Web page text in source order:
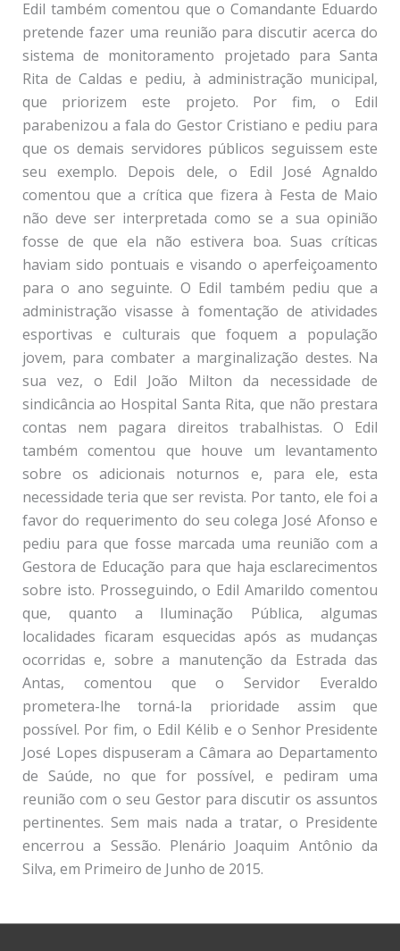
Edil também comentou que o Comandante Eduardo
pretende fazer uma reunião para discutir acerca do
sistema de monitoramento projetado para Santa
Rita de Caldas e pediu, à administração municipal,
que priorizem este projeto. Por fim, o Edil
parabenizou a fala do Gestor Cristiano e pediu para
que os demais servidores públicos seguissem este
seu exemplo. Depois dele, o Edil José Agnaldo
comentou que a crítica que fizera à Festa de Maio
não deve ser interpretada como se a sua opinião
fosse de que ela não estivera boa. Suas críticas
haviam sido pontuais e visando o aperfeiçoamento
para o ano seguinte. O Edil também pediu que a
administração visasse à fomentação de atividades
esportivas e culturais que foquem a população
jovem, para combater a marginalização destes. Na
sua vez, o Edil João Milton da necessidade de
sindicância ao Hospital Santa Rita, que não prestara
contas nem pagara direitos trabalhistas. O Edil
também comentou que houve um levantamento
sobre os adicionais noturnos e, para ele, esta
necessidade teria que ser revista. Por tanto, ele foi a
favor do requerimento do seu colega José Afonso e
pediu para que fosse marcada uma reunião com a
Gestora de Educação para que haja esclarecimentos
sobre isto. Prosseguindo, o Edil Amarildo comentou
que, quanto a Iluminação Pública, algumas
localidades ficaram esquecidas após as mudanças
ocorridas e, sobre a manutenção da Estrada das
Antas, comentou que o Servidor Everaldo
prometera-lhe torná-la prioridade assim que
possível. Por fim, o Edil Kélib e o Senhor Presidente
José Lopes dispuseram a Câmara ao Departamento
de Saúde, no que for possível, e pediram uma
reunião com o seu Gestor para discutir os assuntos
pertinentes. Sem mais nada a tratar, o Presidente
encerrou a Sessão. Plenário Joaquim Antônio da
Silva, em Primeiro de Junho de 2015.